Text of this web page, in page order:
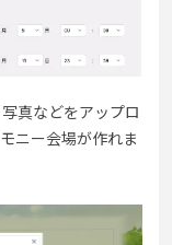
真などをアップロ
ニー会場が作れま